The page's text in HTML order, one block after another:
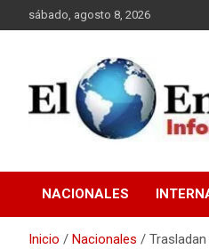
al
sábado, agosto 8, 2026
NACIONALES
Inicio Nacionales